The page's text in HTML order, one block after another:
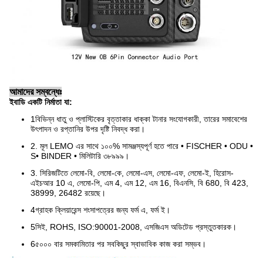
আমাদের সম্বন্ধেঃ
ইবাডি একটি নির্মাতা যা:
1বিভিন্ন ধাতু ও প্লাস্টিকের বৃত্তাকার ধাক্কা টানার সংযোগকারী, তারের সমাবেশের
উৎপাদন ও রপ্তানির উপর দৃষ্টি নিবদ্ধ করা।
2. মূল LEMO এর সাথে ১০০% সামঞ্জস্যপূর্ণ হতে পারে • FISCHER • ODU •
S• BINDER • মিলিটারি ৩৮৯৯৯।
3. সিরিজটিতে লেমো-বি, লেমো-কে, লেমো-এস, লেমো-এফ, লেমো-ই, হিরোস-
এইচআর 10 এ, লেমো-পি, এম 4, এম 12, এম 16, বিএনসি, বি 680, বি 423,
38999, 26482 রয়েছে।
4গ্রাহক ক্লিয়ারেন্স শংসাপত্রের জন্য ফর্ম এ, ফর্ম ই।
5সিই, ROHS, ISO:90001-2008, এসজিএস অডিটেড প্রস্তুতকারক।
6৫০০০ বার সমকামিতার পর সবকিছুর স্বাভাবিক কাজ করা সম্ভব।